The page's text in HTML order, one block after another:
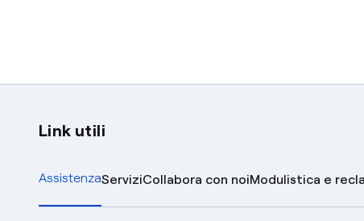
Link utili
AssistenzaServiziCollabora con noiModulistica e